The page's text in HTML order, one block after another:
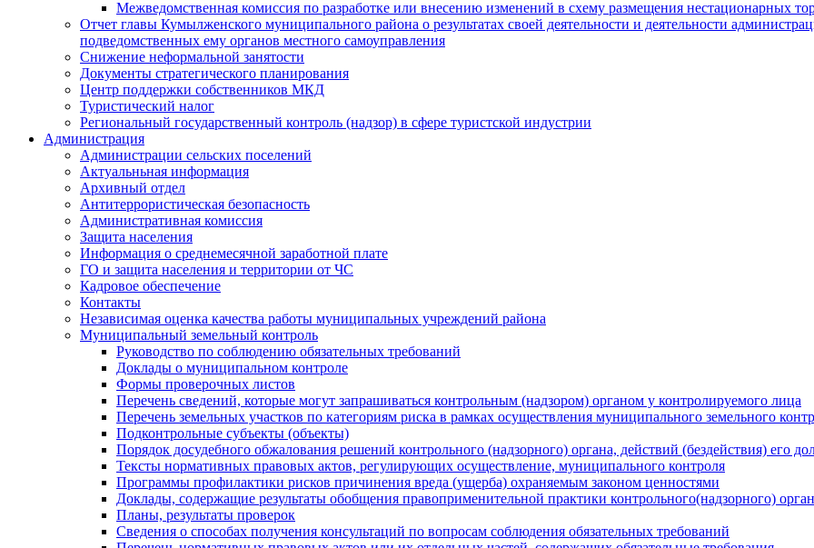
Межведомственная комиссия по разработке или внесению изменений в схему размещения нестационарных
Отчет главы Кумылженского муниципального района о результатах своей деятельности и деятельности
подведомственных ему органов местного самоуправления
Снижение неформальной занятости
Документы стратегического планирования
Центр поддержки собственников МКД
Туристический налог
Региональный государственный контроль (надзор) в сфере туристской индустрии
Администрация
Администрации сельских поселений
Актуальньная информация
Архивный отдел
Антитеррористическая безопасность
Административная комиссия
Защита населения
Информация о среднемесячной заработной плате
ГО и защита населения и территории от ЧС
Кадровое обеспечение
Контакты
Независимая оценка качества работы муниципальных учреждений района
Муниципальный земельный контроль
Руководство по соблюдению обязательных требований
Доклады о муниципальном контроле
Формы проверочных листов
Перечень сведений, которые могут запрашиваться контрольным (надзором) органом у контролируемого лица
Перечень земельных участков по категориям риска в рамках осуществления муниципального земельного
Подконтрольные субъекты (объекты)
Порядок досудебного обжалования решений контрольного (надзорного) органа, действий (бездействия) его
Тексты нормативных правовых актов, регулирующих осуществление, муниципального контроля
Программы профилактики рисков причинения вреда (ущерба) охраняемым законом ценностями
Доклады, содержащие результаты обобщения правоприменительной практики контрольного(надзорного)
Планы, результаты проверок
Сведения о способах получения консультаций по вопросам соблюдения обязательных требований